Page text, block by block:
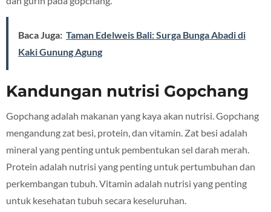
Baca Juga: Taman Edelweis Bali: Surga Bunga Abadi di
Kaki Gunung Agung
Kandungan nutrisi Gopchang
Gopchang adalah makanan yang kaya akan nutrisi. Gopchang
mengandung zat besi, protein, dan vitamin. Zat besi adalah
mineral yang penting untuk pembentukan sel darah merah.
Protein adalah nutrisi yang penting untuk pertumbuhan dan
perkembangan tubuh. Vitamin adalah nutrisi yang penting
untuk kesehatan tubuh secara keseluruhan.